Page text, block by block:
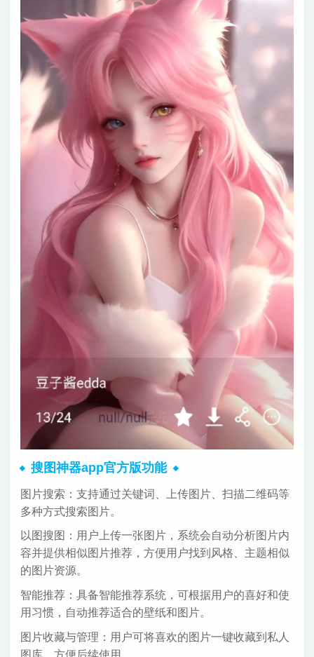
搜图神器app官方版功能
图片搜索：支持通过关键词、上传图片、扫描二维码等
多种方式搜索图片。
以图搜图：用户上传一张图片，系统会自动分析图片内
容并提供相似图片推荐，方便用户找到风格、主题相似
的图片资源。
智能推荐：具备智能推荐系统，可根据用户的喜好和使
用习惯，自动推荐适合的壁纸和图片。
图片收藏与管理：用户可将喜欢的图片一键收藏到私人
图库，方便后续使用。